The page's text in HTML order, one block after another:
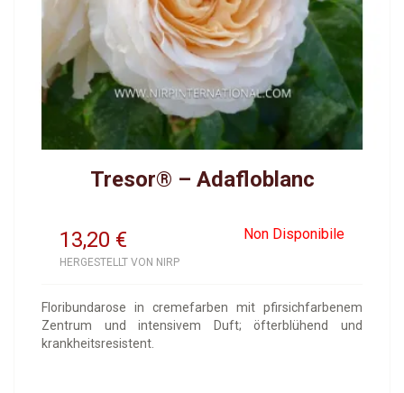
Tresor® – Adafloblanc
13,20 Non Disponibile
€
HERGESTELLT VON NIRP
Floribundarose in cremefarben mit pfirsichfarbenem
Zentrum und intensivem Duft; öfterblühend und
krankheitsresistent.